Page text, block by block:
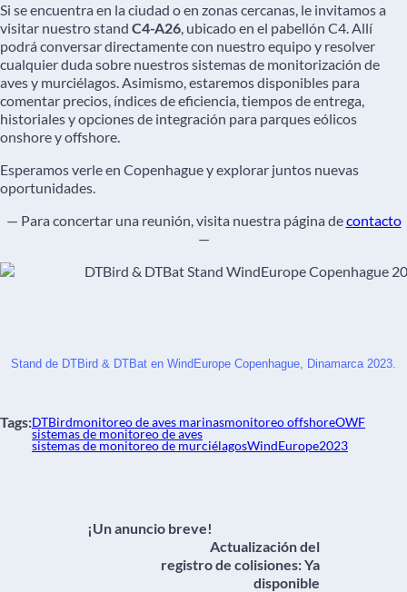
Si se encuentra en la ciudad o en zonas cercanas, le invitamos a
visitar nuestro stand C4-A26, ubicado en el pabellón C4. Allí
podrá conversar directamente con nuestro equipo y resolver
cualquier duda sobre nuestros sistemas de monitorización de
aves y murciélagos. Asimismo, estaremos disponibles para
comentar precios, índices de eficiencia, tiempos de entrega,
historiales y opciones de integración para parques eólicos
onshore y offshore.
Esperamos verle en Copenhague y explorar juntos nuevas
oportunidades.
— Para concertar una reunión, visita nuestra página decontacto
—
Stand de DTBird & DTBat en WindEurope Copenhague, Dinamarca 2023.
Tags:DTBirdmonitoreo de aves marinasmonitoreo offshoreOWF
sistemas de monitoreo de aves
sistemas de monitoreo de murciélagosWindEurope2023
¡Un anuncio breve!
Actualización del
registro de colisiones: Ya
disponible